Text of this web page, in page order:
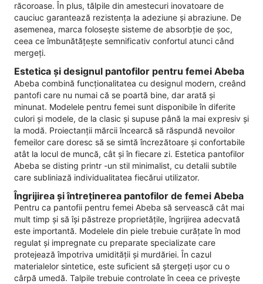
răcoroase. În plus, tălpile din amestecuri inovatoare de
cauciuc garantează rezistența la adeziune și abraziune. De
asemenea, marca folosește sisteme de absorbție de șoc,
ceea ce îmbunătățește semnificativ confortul atunci când
mergeți.
Estetica și designul pantofilor pentru femei Abeba
Abeba combină funcționalitatea cu designul modern, creând
pantofi care nu numai că se poartă bine, dar arată și
minunat. Modelele pentru femei sunt disponibile în diferite
culori și modele, de la clasic și supuse până la mai expresiv și
la modă. Proiectanții mărcii încearcă să răspundă nevoilor
femeilor care doresc să se simtă încrezătoare și confortabile
atât la locul de muncă, cât și în fiecare zi. Estetica pantofilor
Abeba se disting printr -un stil minimalist, cu detalii subtile
care subliniază individualitatea fiecărui utilizator.
Îngrijirea și întreținerea pantofilor de femei Abeba
Pentru ca pantofii pentru femei Abeba să servească cât mai
mult timp și să își păstreze proprietățile, îngrijirea adecvată
este importantă. Modelele din piele trebuie curățate în mod
regulat și impregnate cu preparate specializate care
protejează împotriva umidității și murdăriei. În cazul
materialelor sintetice, este suficient să ștergeți ușor cu o
cârpă umedă. Talpile trebuie controlate în ceea ce privește